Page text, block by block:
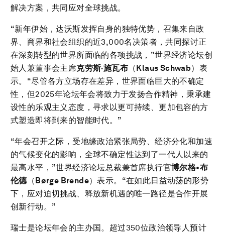
解决方案，共同应对全球挑战。
“新年伊始，达沃斯发挥自身的独特优势，召集来自政
界、商界和社会组织的近3,000名决策者，共同探讨正
在深刻转型的世界所面临的各项挑战，”世界经济论坛创
始人兼董事会主席克劳斯·施瓦布 （Klaus Schwab）表
示。“尽管各方立场存在差异，世界面临巨大的不确定
性，但2025年论坛年会将致力于发扬合作精神，秉承建
设性的乐观主义态度，寻求以更可持续、更加包容的方
式塑造即将到来的智能时代。”
“年会召开之际，受地缘政治紧张局势、经济分化和加速
的气候变化的影响，全球不确定性达到了一代人以来的
最高水平，”世界经济论坛总裁兼首席执行官博尔格•布
伦德（Børge Brende）表示。“在如此日益动荡的形势
下，应对迫切挑战、释放新机遇的唯一路径是合作开展
创新行动。”
瑞士是论坛年会的主办国。超过350位政治领导人预计